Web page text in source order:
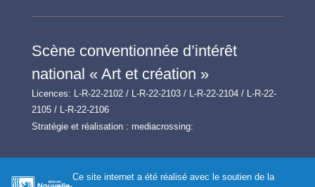
Scène conventionnée d’intérêt
national « Art et création »
Licences: L-R-22-2102 / L-R-22-2103 / L-R-22-2104 / L-R-22-
2105 / L-R-22-2106
Stratégie et réalisation : mediacrossing:
Ce site internet a été réalisé avec le soutien de la